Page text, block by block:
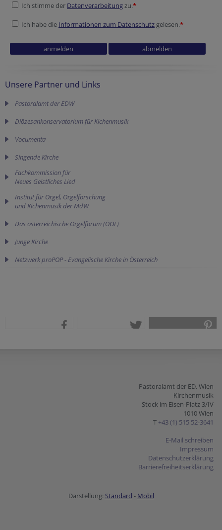
Ich stimme der Datenverarbeitungzu.*
Ich habe die Informationen zum Datenschutz gelesen.*
Unsere Partner und Links
Pastoralamt der EDW
Diözesankonservatorium für Kichenmusik
Vocumenta
Singende Kirche
Fachkommission für
Neues Geistliches Lied
Institut für Orgel, Orgelforschung
und Kichenmusik der MdW
Das österreichische Orgelforum (ÖOF)
Junge Kirche
Netzwerk proPOP - Evangelische Kirche in Österreich
Pastoralamt der ED. Wien
Kirchenmusik
Stock im Eisen-Platz 3/IV
1010 Wien
T +43 (1) 515 52-3641
E-Mail schreiben
Impressum
Datenschutzerklärung
Barrierefreiheitserklärung
Darstellung: Standard - Mobil